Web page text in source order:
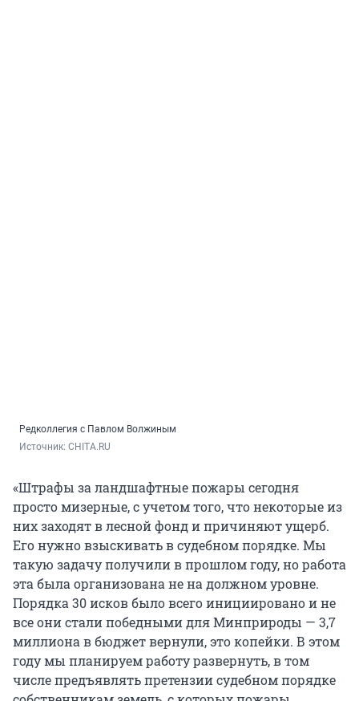
Редколлегия с Павлом Волжиным
Источник: CHITA.RU
«Штрафы за ландшафтные пожары сегодня
просто мизерные, с учетом того, что некоторые из
них заходят в лесной фонд и причиняют ущерб.
Его нужно взыскивать в судебном порядке. Мы
такую задачу получили в прошлом году, но работа
эта была организована не на должном уровне.
Порядка 30 исков было всего инициировано и не
все они стали победными для Минприроды — 3,7
миллиона в бюджет вернули, это копейки. В этом
году мы планируем работу развернуть, в том
числе предъявлять претензии судебном порядке